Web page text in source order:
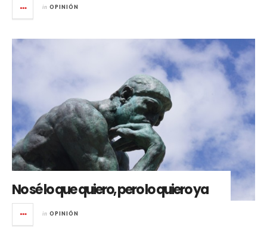
in OPINIÓN
No sé lo que quiero, pero lo quiero ya
in OPINIÓN